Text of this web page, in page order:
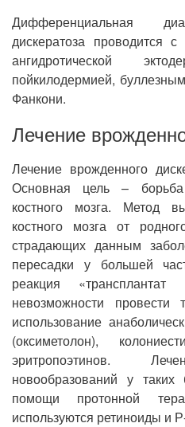
Дифференциальная
дискератоза проводится
ангидротической
пойкилодермией,
Фанкони.
Лечение
Лечение врожденного
Основная цель –
костного мозга. Метод
костного мозга от
страдающих данным
пересадки у большей
реакция
невозможности провести
использование
(оксиметолон),
эритропоэтинов.
новообразований у
помощи протонной
используются ретиноиды и